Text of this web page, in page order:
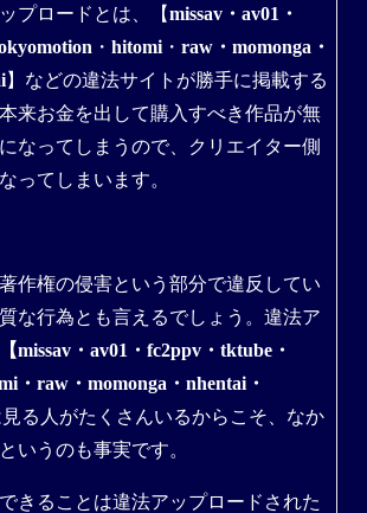
プロードとは、【missav・av01・
・ hitomi ・ raw・momonga・
】などの違法サイトが勝手に掲載する
来お金を出して購入すべき作品が無
なってしまうので、クリエイター側
ってしまいます。
作権の侵害という部分で違反してい
な行為とも言えるでしょう。違法ア
【missav・av01・fc2ppv・tktube・
・raw・momonga・nhentai・
る人がたくさんいるからこそ、なか
いうのも事実です。
きることは違法アップロードされた